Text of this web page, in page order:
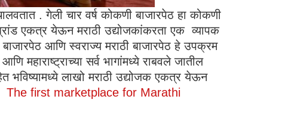
. गेली चार वर्ष कोकणी बाजारपेठ हा कोकणी
एकत्र येऊन मराठी उद्योजकांकरता एक व्यापक
आणि स्वराज्य मराठी बाजारपेठ हे उपक्रम
सर्व भागांमध्ये राबवले जातील
लाखो मराठी उद्योजक एकत्र येऊन
The first marketplace for Marathi